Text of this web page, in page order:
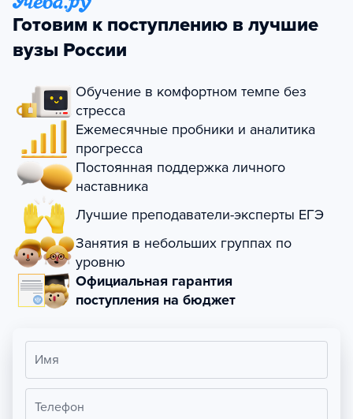
Готовим к поступлению в лучшие
вузы России
Обучение в комфортном темпе без
стресса
Ежемесячные пробники и аналитика
прогресса
Постоянная поддержка личного
наставника
Лучшие преподаватели-эксперты ЕГЭ
Занятия в небольших группах по
уровню
Официальная гарантия
поступления на бюджет
Имя
Телефон